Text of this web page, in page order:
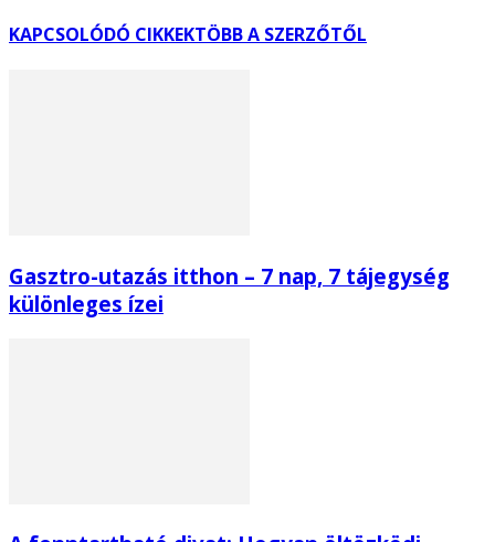
KAPCSOLÓDÓ CIKKEKTÖBB A SZERZŐTŐL
Gasztro-utazás itthon – 7 nap, 7 tájegység
különleges ízei